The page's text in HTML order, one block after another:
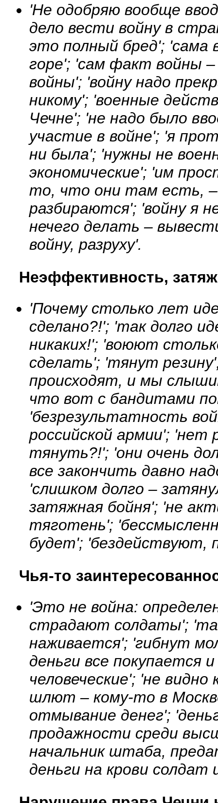
'Не одобряю вообще
дело вести войну в
это полный бред'; 'сама
горе'; 'сам факт войны –
войны'; 'войну надо
никому'; 'военные
Чечне'; 'не надо было
участие в войне'; 'я
ни была'; 'нужны не
экономические'; 'им
то, что они там есть,
разбираются'; 'войну я
нечего делать –
войну, разруху'.
Неэффективность,
'Почему столько лет
сделано?!'; 'так долго
никаких!'; 'воюют
сделать'; 'тянут
происходят, и мы
что вот с бандитами
'безрезультатность
российской армии'; 'нет
тянуть?!'; 'они очень
все закончить давно
'слишком долго –
затяжная бойня'; 'не
тяготень';
будет'; 'бездействуют,
Чья-то
'Это не война:
страдают солдаты';
наживается'; 'гибнут
деньги все покупается
человеческие'; 'не
шлют – кому-то в
отмывание денег';
продажности среди
начальник штаба,
деньги на крови солдат